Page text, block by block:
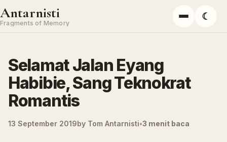
Skip to content
Antarnisti
Fragments of Memory Menu
☾
Selamat Jalan Eyang
Habibie, Sang Teknokrat
Romantis
13 September 2019by Tom Antarnisti 3 menit baca